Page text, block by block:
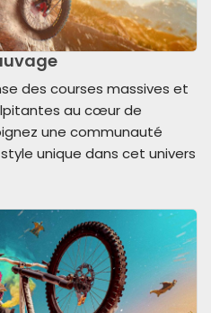
des courses massives et
au cœur de
une communauté
unique dans cet univers